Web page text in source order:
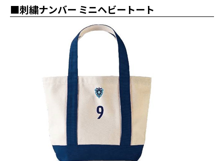
■刺繍ナンバー ミニヘビートート